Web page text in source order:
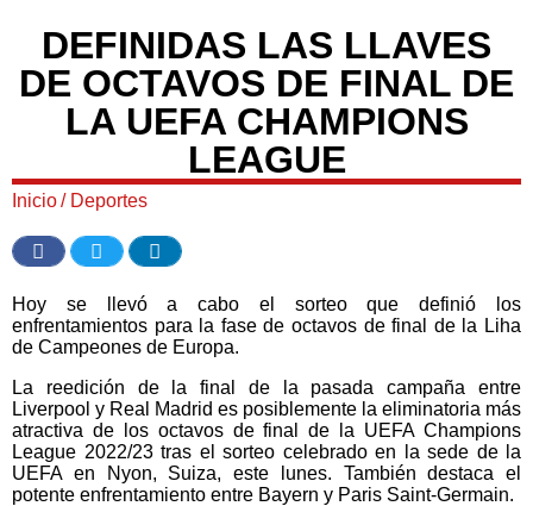
DEFINIDAS LAS LLAVES
DE OCTAVOS DE FINAL DE
LA UEFA CHAMPIONS
LEAGUE
Inicio/ Deportes
Hoy se llevó a cabo el sorteo que definió los
enfrentamientos para la fase de octavos de final de la Liha
de Campeones de Europa.
La reedición de la final de la pasada campaña entre
Liverpool y Real Madrid es posiblemente la eliminatoria más
atractiva de los octavos de final de la UEFA Champions
League 2022/23 tras el sorteo celebrado en la sede de la
UEFA en Nyon, Suiza, este lunes. También destaca el
potente enfrentamiento entre Bayern y Paris Saint-Germain.